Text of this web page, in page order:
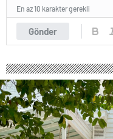
Gönder
En az 10 karakter gerekli